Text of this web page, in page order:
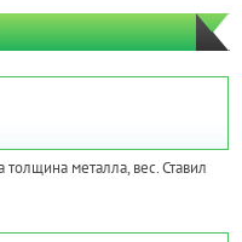
толщина металла, вес. Ставил